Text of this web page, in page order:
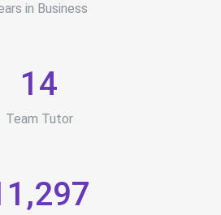
in Business
14
Team Tutor